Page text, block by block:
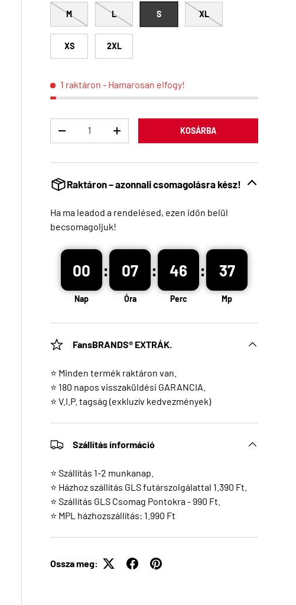
M L S XL
XS 2XL
1 raktáron - Hamarosan elfogy!
KOSÁRBA
Raktáron – azonnali csomagolásra kész!
Ha ma leadod a rendelésed, ezen időn belül
becsomagoljuk!
00
Nap
: 07
Óra
: 46
Perc
: 36
Mp
FansBRANDS® EXTRÁK.
⭐ Minden termék raktáron van.
⭐ 180 napos visszaküldési GARANCIA.
⭐ V.I.P. tagság (exkluzív kedvezmények)
Szállítás információ
⭐ Szállítás 1-2 munkanap.
⭐ Házhoz szállítás GLS futárszolgálattal 1.390 Ft.
⭐ Szállítás GLS Csomag Pontokra - 990 Ft.
⭐ MPL házhozszállítás: 1.990 Ft
Ossza meg: